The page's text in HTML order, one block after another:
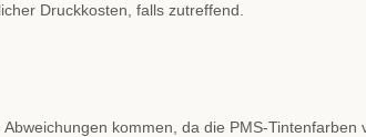
Druckkosten, falls zutreffend.
kommen, da die PMS-Tintenfarben